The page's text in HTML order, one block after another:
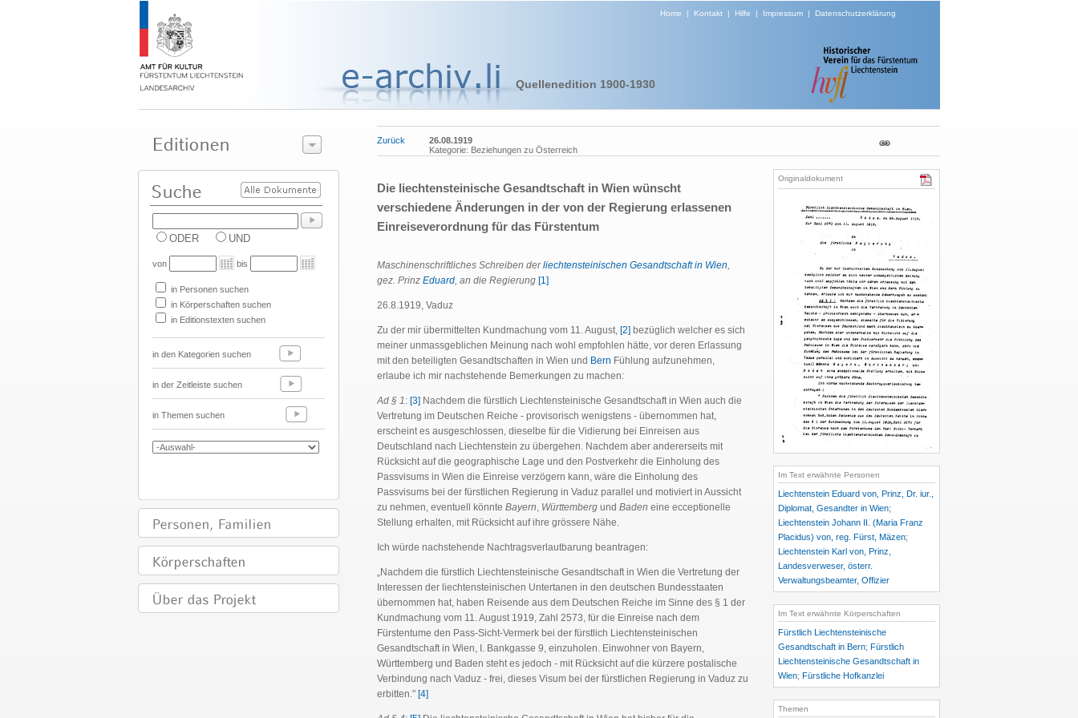
Home | Kontakt| Hilfe | Impressum| Datenschutzerklärung
Quellenedition 1900-1930
ODER UND
von bis
in Personen suchen
in Körperschaften suchen
in Editionstexten suchen
in den Kategorien suchen
in der Zeitleiste suchen
in Themen suchen
Zurück
26.08.1919
Kategorie: Beziehungen zu Österreich
Die liechtensteinische Gesandtschaft in Wien wünscht
verschiedene Änderungen in der von der Regierung erlassenen
Einreiseverordnung für das Fürstentum
Maschinenschriftliches Schreiben derliechtensteinischen Gesandtschaft in Wien,
gez. Prinz Eduard, an die Regierung [1]
26.8.1919, Vaduz
Zu der mir übermittelten Kundmachung vom 11. August, [2] bezüglich welcher es sich
meiner unmassgeblichen Meinung nach wohl empfohlen hätte, vor deren Erlassung
mit den beteiligten Gesandtschaften in Wien und Bern Fühlung aufzunehmen,
erlaube ich mir nachstehende Bemerkungen zu machen:
Ad § 1: [3] Nachdem die fürstlich Liechtensteinische Gesandtschaft in Wien auch die
Vertretung im Deutschen Reiche - provisorisch wenigstens - übernommen hat,
erscheint es ausgeschlossen, dieselbe für die Vidierung bei Einreisen aus
Deutschland nach Liechtenstein zu übergehen. Nachdem aber andererseits mit
Rücksicht auf die geographische Lage und den Postverkehr die Einholung des
Passvisums in Wien die Einreise verzögern kann, wäre die Einholung des
Passvisums bei der fürstlichen Regierung in Vaduz parallel und motiviert in Aussicht
zu nehmen, eventuell könnte Bayern, Württemberg und Baden eine ecceptionelle
Stellung erhalten, mit Rücksicht auf ihre grössere Nähe.
Ich würde nachstehende Nachtragsverlautbarung beantragen:
„Nachdem die fürstlich Liechtensteinische Gesandtschaft in Wien die Vertretung der
Interessen der liechtensteinischen Untertanen in den deutschen Bundesstaaten
übernommen hat, haben Reisende aus dem Deutschen Reiche im Sinne des § 1 der
Kundmachung vom 11. August 1919, Zahl 2573, für die Einreise nach dem
Fürstentume den Pass-Sicht-Vermerk bei der fürstlich Liechtensteinischen
Gesandtschaft in Wien, I. Bankgasse 9, einzuholen. Einwohner von Bayern,
Württemberg und Baden steht es jedoch - mit Rücksicht auf die kürzere postalische
Verbindung nach Vaduz - frei, dieses Visum bei der fürstlichen Regierung in Vaduz zu
erbitten." [4]
Originaldokument
Im Text erwähnte Personen
Liechtenstein Eduard von, Prinz, Dr. iur.,
Diplomat, Gesandter in Wien;
Liechtenstein Johann II. (Maria Franz
Placidus) von, reg. Fürst, Mäzen;
Liechtenstein Karl von, Prinz,
Landesverweser, österr.
Verwaltungsbeamter, Offizier
Im Text erwähnte Körperschaften
Fürstlich Liechtensteinische
Gesandtschaft in Bern; Fürstlich
Liechtensteinische Gesandtschaft in
Wien; Fürstliche Hofkanzlei
Themen